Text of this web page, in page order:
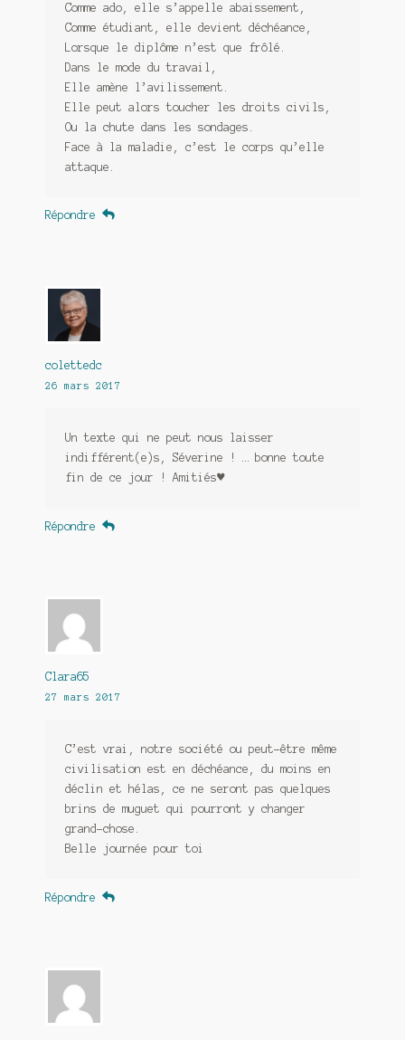
Comme ado, elle s’appelle abaissement,
Comme étudiant, elle devient déchéance,
Lorsque le diplôme n’est que frôlé.
Dans le mode du travail,
Elle amène l’avilissement.
Elle peut alors toucher les droits civils,
Ou la chute dans les sondages.
Face à la maladie, c’est le corps qu’elle
attaque.
Répondre
colettedc
26 mars 2017
Un texte qui ne peut nous laisser
indifférent(e)s, Séverine ! … bonne toute
fin de ce jour ! Amitiés♥
Répondre
Clara65
27 mars 2017
C’est vrai, notre société ou peut-être même
civilisation est en déchéance, du moins en
déclin et hélas, ce ne seront pas quelques
brins de muguet qui pourront y changer
grand-chose.
Belle journée pour toi
Répondre